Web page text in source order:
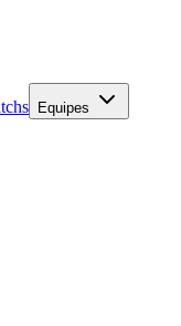
Equipes